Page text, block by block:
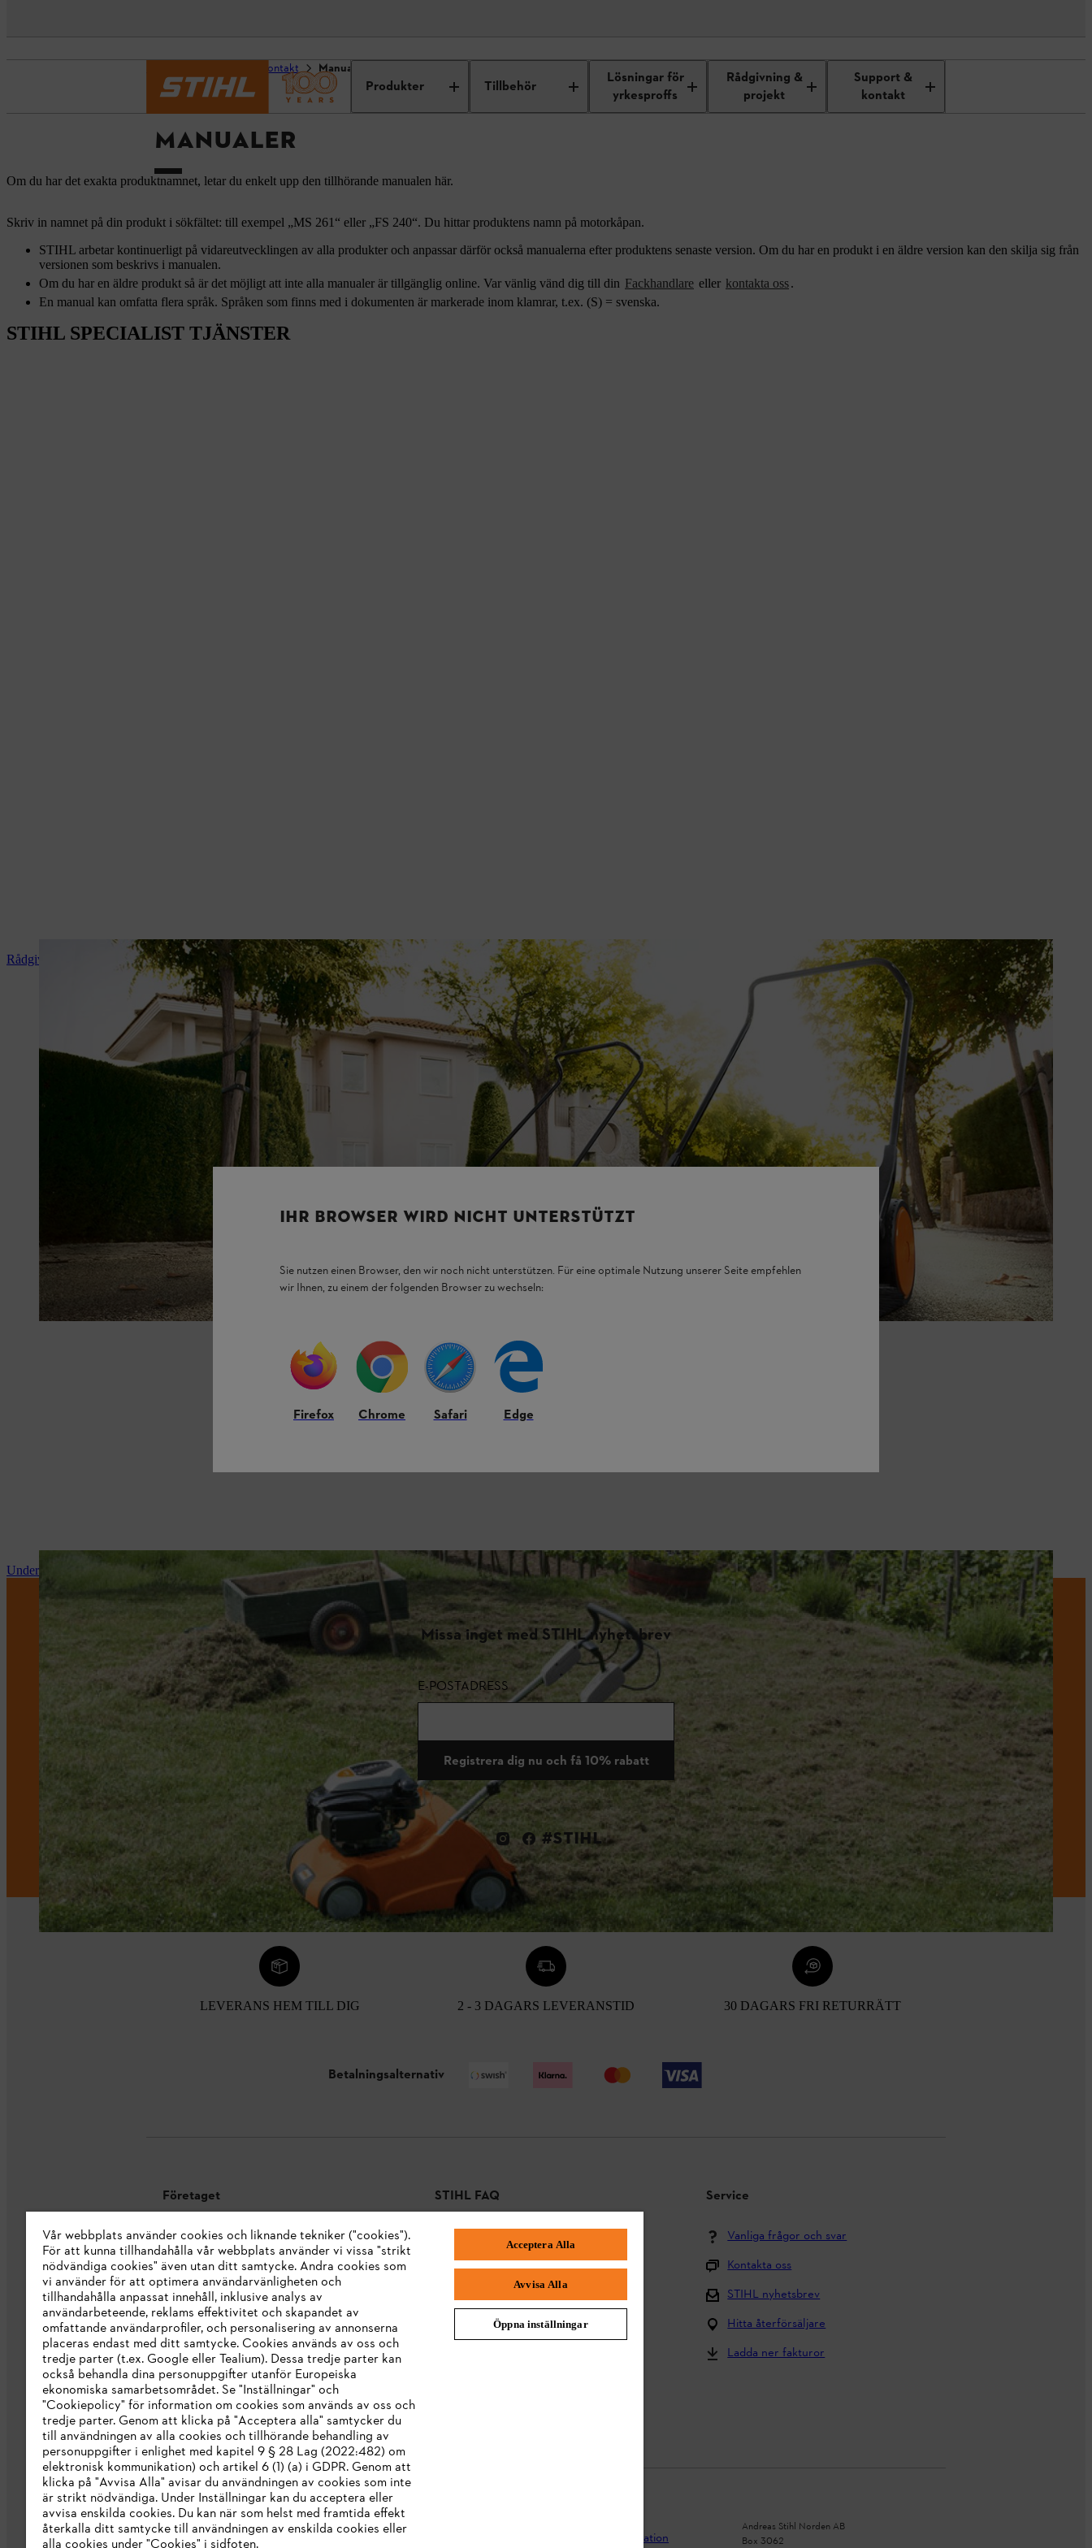
Produkter Tillbehör
Lösningar för
yrkesproffs
Rådgivning &
projekt
Support &
kontakt
Support & kontakt Manualer
MANUALER
Om du har det exakta produktnamnet, letar du enkelt upp den tillhörande manualen här.
Skriv in namnet på din produkt i sökfältet: till exempel „MS 261“ eller „FS 240“. Du hittar produktens namn på motorkåpan.
STIHL arbetar kontinuerligt på vidareutvecklingen av alla produkter och anpassar därför också manualerna efter produktens senaste version. Om du har en produkt i en äldre version kan den skilja sig från
versionen som beskrivs i manualen.
Om du har en äldre produkt så är det möjligt att inte alla manualer är tillgänglig online. Var vänlig vänd dig till din Fackhandlare eller kontakta oss.
En manual kan omfatta flera språk. Språken som finns med i dokumenten är markerade inom klamrar, t.ex. (S) = svenska.
STIHL SPECIALIST TJÄNSTER
Rådgivning och produktanvisningar
Underhåll och reparationer
Missa inget med STIHL nyhetsbrev
E-POSTADRESS
Registrera dig nu och få 10% rabatt
#STIHL
LEVERANS HEM TILL DIG 2 - 3 DAGARS LEVERANSTID 30 DAGARS FRI RETURRÄTT
Betalningsalternativ
Företaget
Om oss
STIHL Integrity Line
STIHL varumärkesbutik
Tillgänglighetsredogörelse
STIHL FAQ
Frakt och leverans
Reklamationer och garanti
Service
Vanliga frågor och svar
Kontakta oss
STIHL nyhetsbrev
Hitta återförsäljare
Ladda ner fakturor
Allmänna villkor och bestämmelser Integritetspolicy Juridisk information
Andreas Stihl Norden AB
Box 3062
IHR BROWSER WIRD NICHT UNTERSTÜTZT
Sie nutzen einen Browser, den wir noch nicht unterstützen. Für eine optimale Nutzung unserer Seite empfehlen
wir Ihnen, zu einem der folgenden Browser zu wechseln:
Firefox Chrome Safari Edge
Vår webbplats använder cookies och liknande tekniker ("cookies").
För att kunna tillhandahålla vår webbplats använder vi vissa "strikt
nödvändiga cookies" även utan ditt samtycke. Andra cookies som
vi använder för att optimera användarvänligheten och
tillhandahålla anpassat innehåll, inklusive analys av
användarbeteende, reklams effektivitet och skapandet av
omfattande användarprofiler, och personalisering av annonserna
placeras endast med ditt samtycke. Cookies används av oss och
tredje parter (t.ex. Google eller Tealium). Dessa tredje parter kan
också behandla dina personuppgifter utanför Europeiska
ekonomiska samarbetsområdet. Se "Inställningar" och
"Cookiepolicy" för information om cookies som används av oss och
tredje parter. Genom att klicka på "Acceptera alla" samtycker du
till användningen av alla cookies och tillhörande behandling av
personuppgifter i enlighet med kapitel 9 § 28 Lag (2022:482) om
elektronisk kommunikation) och artikel 6 (1) (a) i GDPR. Genom att
klicka på "Avvisa Alla" avisar du användningen av cookies som inte
är strikt nödvändiga. Under Inställningar kan du acceptera eller
avvisa enskilda cookies. Du kan när som helst med framtida effekt
återkalla ditt samtycke till användningen av enskilda cookies eller
Acceptera Alla
Avvisa Alla
Öppna inställningar